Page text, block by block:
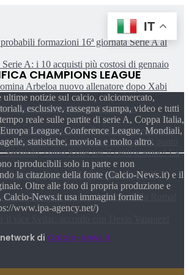
formazioni 16ª giornata Serie A al
A: i 10 acquisti più costosi di gennaio
Arbeloa nuovo allenatore dopo Xabi
saluta: ai dettagli la trattativa con
sono felice. Possiamo fare bene!»
dalla Premier League per l’attacco! Il punto
colpo Kone per il centrocampo! La
preso Zerbin dal Napoli! Il
Vasquez nuovo giocatore della Roma!
CHAMPIONS LEAGUE
notizie sul calcio, calciomercato,
esclusive, rassegna stampa, video e tutti
reale sulle partite di serie A, Coppa Italia,
League, Conference League, Mondiali,
statistiche, moviola e molto altro.
riproducibili solo in parte e non
la citazione della fonte (Calcio-News.it) e il
Oltre alle foto di propria produzione e
Calcio-News.it usa immagini fornite
www.ipa-agency.net/)
di Calcio-news.it
IT